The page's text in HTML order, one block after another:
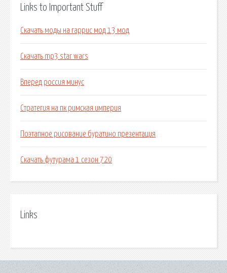
Links to Important Stuff
Скачать моды на гаррис мод 13 мод
Скачать mp3 star wars
Вперед россия минус
Стратегия на пк римская империя
Поэтапное рисование буратино презентация
Скачать футурама 1 сезон 720
Links